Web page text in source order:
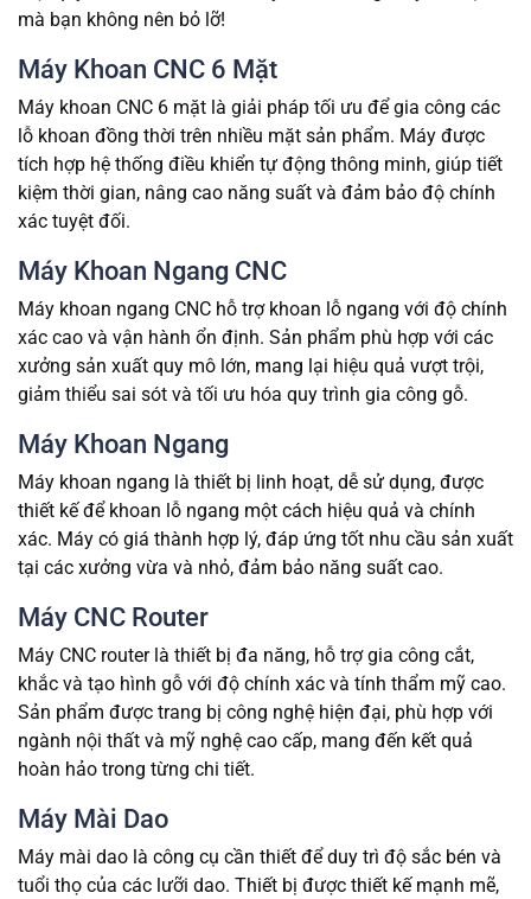
mà bạn không nên bỏ lỡ!
Máy Khoan CNC 6 Mặt
Máy khoan CNC 6 mặt là giải pháp tối ưu để gia công các
lỗ khoan đồng thời trên nhiều mặt sản phẩm. Máy được
tích hợp hệ thống điều khiển tự động thông minh, giúp tiết
kiệm thời gian, nâng cao năng suất và đảm bảo độ chính
xác tuyệt đối.
Máy Khoan Ngang CNC
Máy khoan ngang CNC hỗ trợ khoan lỗ ngang với độ chính
xác cao và vận hành ổn định. Sản phẩm phù hợp với các
xưởng sản xuất quy mô lớn, mang lại hiệu quả vượt trội,
giảm thiểu sai sót và tối ưu hóa quy trình gia công gỗ.
Máy Khoan Ngang
Máy khoan ngang là thiết bị linh hoạt, dễ sử dụng, được
thiết kế để khoan lỗ ngang một cách hiệu quả và chính
xác. Máy có giá thành hợp lý, đáp ứng tốt nhu cầu sản xuất
tại các xưởng vừa và nhỏ, đảm bảo năng suất cao.
Máy CNC Router
Máy CNC router là thiết bị đa năng, hỗ trợ gia công cắt,
khắc và tạo hình gỗ với độ chính xác và tính thẩm mỹ cao.
Sản phẩm được trang bị công nghệ hiện đại, phù hợp với
ngành nội thất và mỹ nghệ cao cấp, mang đến kết quả
hoàn hảo trong từng chi tiết.
Máy Mài Dao
Máy mài dao là công cụ cần thiết để duy trì độ sắc bén và
tuổi thọ của các lưỡi dao. Thiết bị được thiết kế mạnh mẽ,